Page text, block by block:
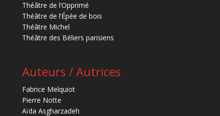
Théâtre de l’Opprimé
Théâtre de l’Épée de bois
Théâtre Michel
Théâtre des Béliers parisiens
Auteurs / Autrices
Fabrice Melquiot
Pierre Notte
Aïda Asgharzadeh